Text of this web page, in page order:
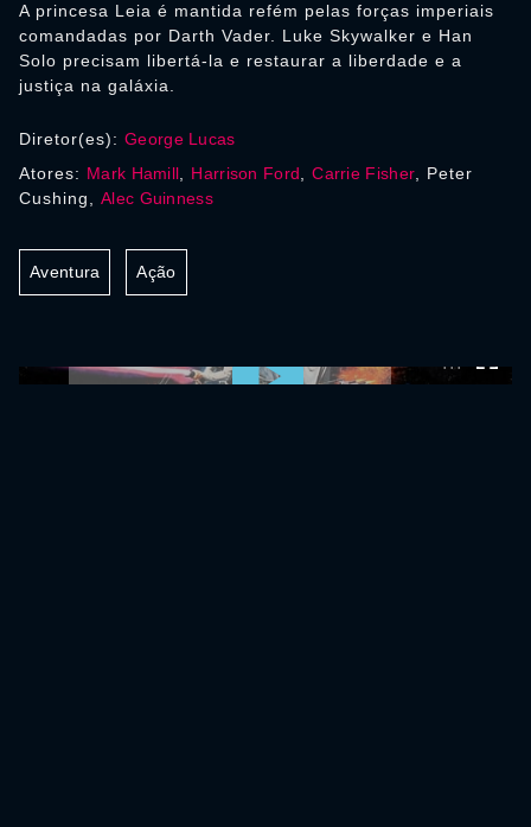
A princesa Leia é mantida refém pelas forças imperiais
comandadas por Darth Vader. Luke Skywalker e Han
Solo precisam libertá-la e restaurar a liberdade e a
justiça na galáxia.
Diretor(es): George Lucas
Atores: Mark Hamill Harrison Ford ,Carrie Fisher , Peter
Cushing, Alec Guinness
Aventura Ação